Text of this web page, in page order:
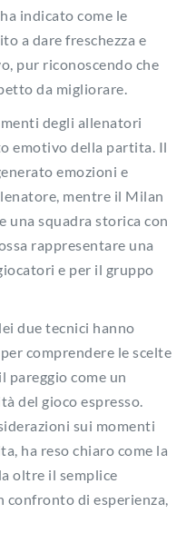
indicato come le
a dare freschezza e
pur riconoscendo che
da migliorare.
degli allenatori
emotivo della partita. Il
emozioni e
mentre il Milan
una squadra storica con
rappresentare una
e per il gruppo
due tecnici hanno
comprendere le scelte
pareggio come un
del gioco espresso.
sui momenti
ha reso chiaro come la
oltre il semplice
confronto di esperienza,